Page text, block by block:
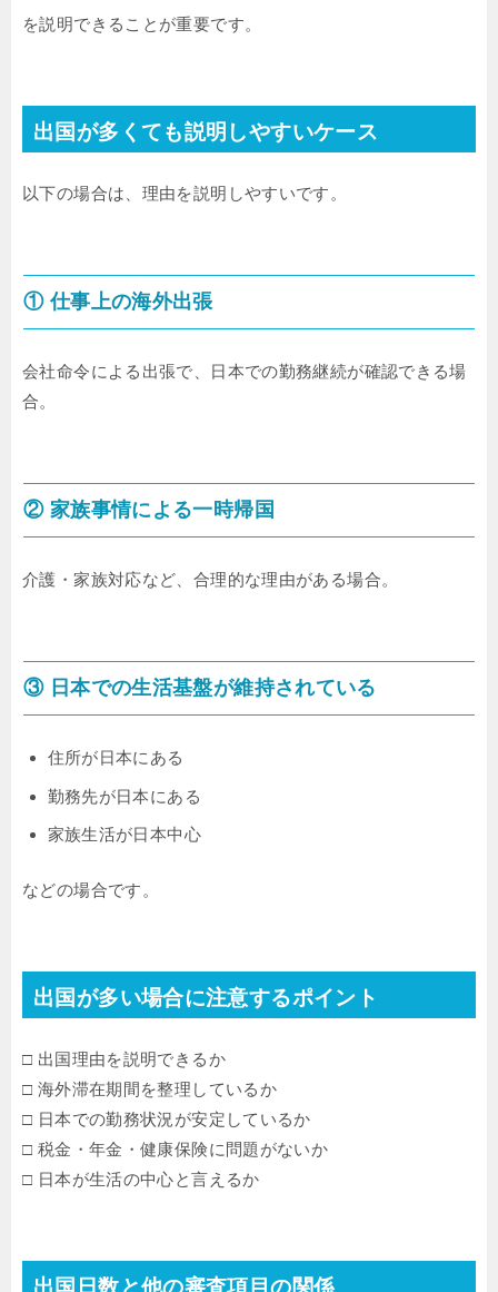
を説明できることが重要です。
出国が多くても説明しやすいケース
以下の場合は、理由を説明しやすいです。
① 仕事上の海外出張
会社命令による出張で、日本での勤務継続が確認できる場
合。
② 家族事情による一時帰国
介護・家族対応など、合理的な理由がある場合。
③ 日本での生活基盤が維持されている
住所が日本にある
勤務先が日本にある
家族生活が日本中心
などの場合です。
出国が多い場合に注意するポイント
□ 出国理由を説明できるか
□ 海外滞在期間を整理しているか
□ 日本での勤務状況が安定しているか
□ 税金・年金・健康保険に問題がないか
□ 日本が生活の中心と言えるか
出国日数と他の審査項目の関係